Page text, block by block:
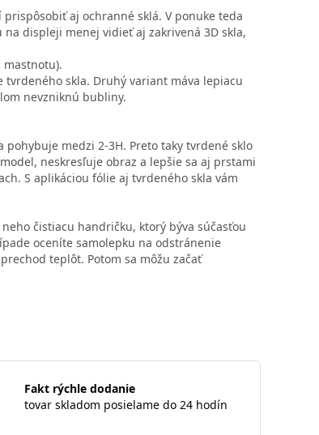
aj ochranné sklá. V ponuke teda
displeji menej vidieť aj zakrivená 3D skla,
skla. Druhý variant máva lepiacu
nevzniknú bubliny.
medzi 2-3H. Preto taky tvrdené sklo
neskresľuje obraz a lepšie sa aj prstami
S aplikáciou fólie aj tvrdeného skla vám
čistiacu handričku, ktorý býva súčasťou
oceníte samolepku na odstránenie
teplôt. Potom sa môžu začať
Fakt rýchle dodanie
tovar skladom posielame do 24 hodín